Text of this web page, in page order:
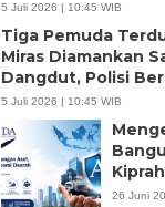
5 Juli 2026 | 10:45 WIB
Tiga Pemuda
Miras Diamankan
Dangdut, Polisi
5 Juli 2026 | 10:45 WIB
26 Juni